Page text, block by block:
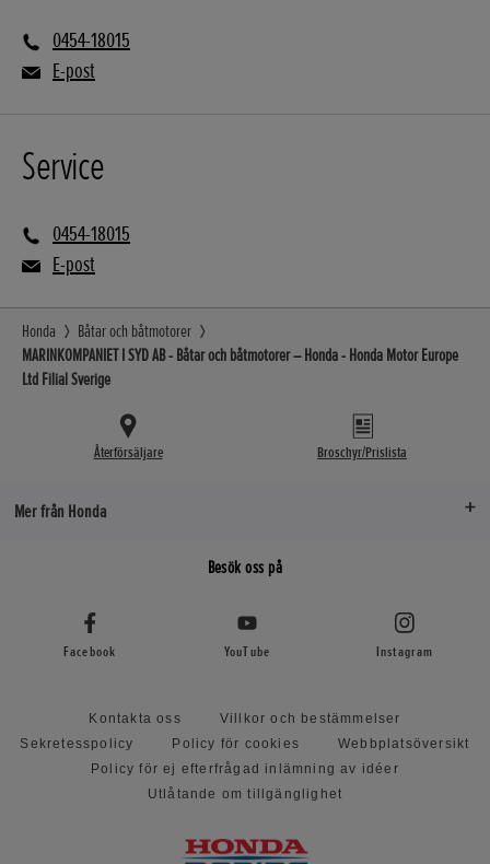
0454-18015
E-post
Service
0454-18015
E-post
Honda
Båtar och båtmotorer
MARINKOMPANIET I SYD AB - Båtar och båtmotorer – Honda - Honda Motor Europe
Ltd Filial Sverige
Återförsäljare Broschyr/Prislista
Mer från Honda
Besök oss på
Facebook YouTube Instagram
Kontakta oss
Villkor och bestämmelser
Sekretesspolicy
Policy för cookies
Webbplatsöversikt
Policy för ej efterfrågad inlämning av idéer
Utlåtande om tillgänglighet